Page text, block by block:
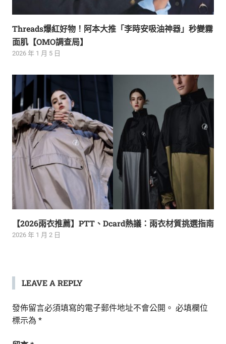
Threads爆紅好物！阿本大推「李時安吸油神器」秒變霧
面肌【OMO調查局】
2026 年 1 月 5 日
【2026雨衣推薦】PTT、Dcard熱議：雨衣材質挑選指南
2026 年 1 月 2 日
LEAVE A REPLY
發佈留言必須填寫的電子郵件地址不會公開。 必填欄位
標示為 *